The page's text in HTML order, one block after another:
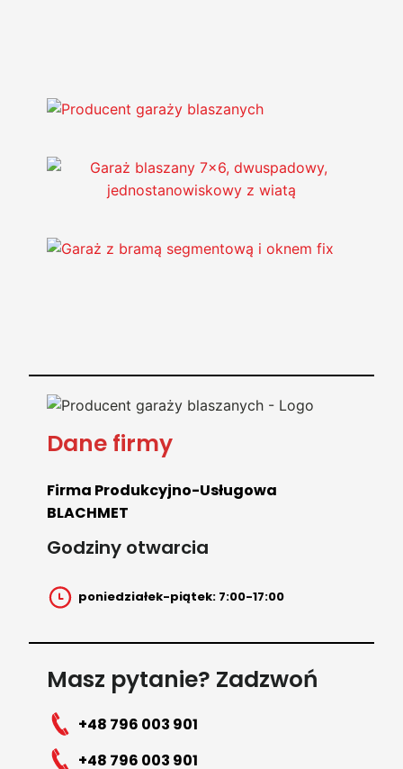
Dane firmy
Firma Produkcyjno-Usługowa
BLACHMET
Godziny otwarcia
poniedziałek-piątek: 7:00-17:00
Masz pytanie? Zadzwoń
+48 796 003 901
+48 796 003 901